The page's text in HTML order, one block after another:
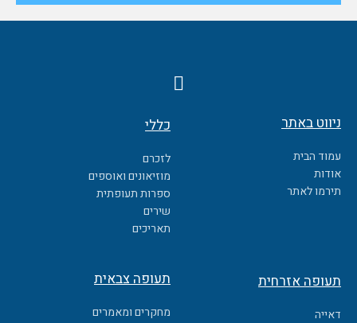
F
a
e
b
o
o
k
ניווט באתר
עמוד הבית
אודות
תירמו לאתר
כללי
לזכרם
מוזיאונים ואוספים
ספרות תעופתית
שירים
תאריכים
תעופה אזרחית
דאייה
תעופה צבאית
מחקרים ומאמרים